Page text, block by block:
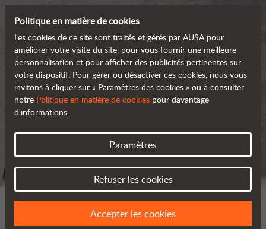
Politique en matière de cookies
Les cookies de ce site sont traités et gérés par AUSA pour
améliorer votre visite du site, pour vous fournir une meilleure
personnalisation et pour afficher des publicités pertinentes sur
votre dispositif. Pour gérer ou désactiver ces cookies, nous vous
invitons à cliquer sur « Paramètres des cookies » ou à consulter
notre Politique en matière de cookies pour davantage
d'informations.
Paramètres
Refuser les cookies
Accepter les cookies